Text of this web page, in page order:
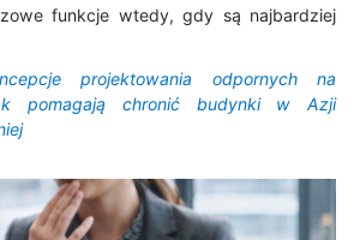
funkcje wtedy, gdy są najbardziej
projektowania odpornych na
pomagają chronić budynki w Azji